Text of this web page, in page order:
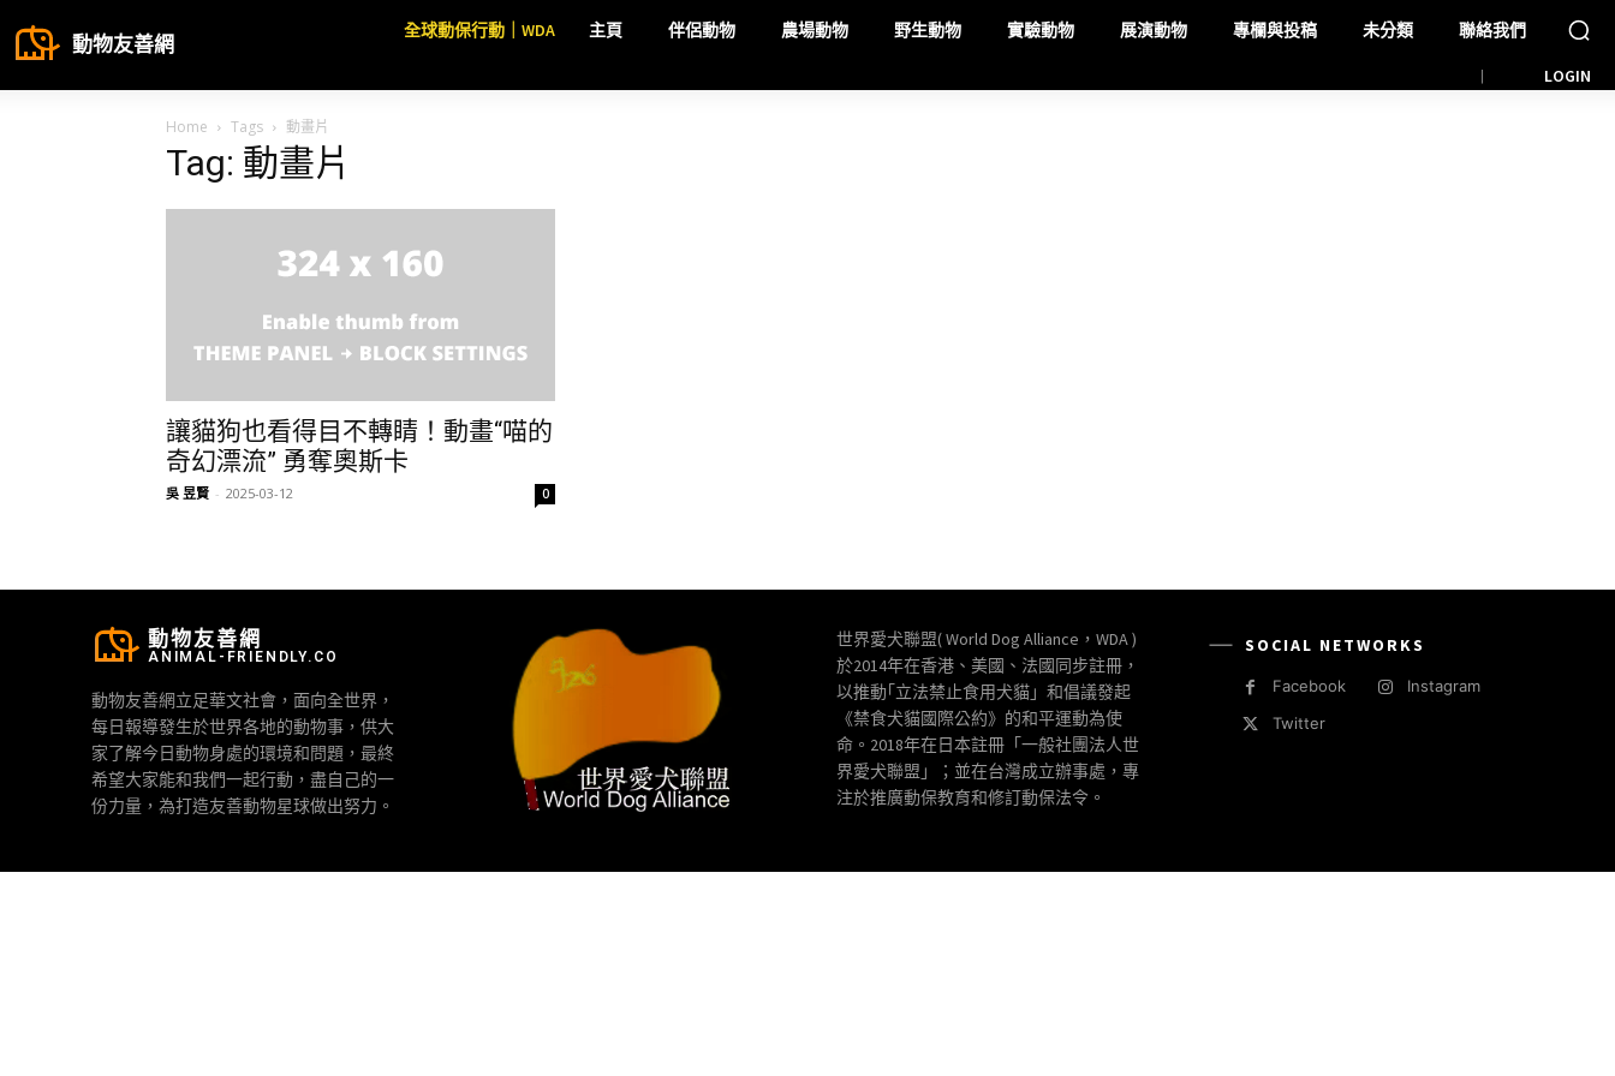
動物友善網
全球動保行動｜WDA 主頁 伴侶動物 農場動物 野生動物 實驗動物 展演動物 專欄與投稿 未分類 聯絡我們
LOGIN
Home Tags 動畫片
Tag: 動畫片
讓貓狗也看得目不轉睛！動畫“喵的
奇幻漂流” 勇奪奧斯卡
吳 昱賢 - 2025-03-12 0
動物友善網
ANIMAL-FRIENDLY.CO
動物友善網立足華文社會，面向全世界，
每日報導發生於世界各地的動物事，供大
家了解今日動物身處的環境和問題，最終
希望大家能和我們一起行動，盡自己的一
份力量，為打造友善動物星球做出努力。
世界愛犬聯盟( World Dog Alliance，WDA )
於2014年在香港、美國、法國同步註冊，
以推動｢立法禁止食用犬貓」和倡議發起
《禁食犬貓國際公約》的和平運動為使
命。2018年在日本註冊「一般社團法人世
界愛犬聯盟」；並在台灣成立辦事處，專
注於推廣動保教育和修訂動保法令。
SOCIAL NETWORKS
Facebook
Instagram
Twitter